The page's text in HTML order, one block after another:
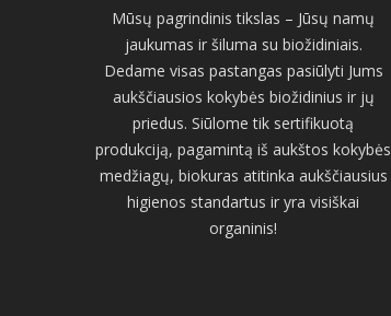
Mūsų pagrindinis tikslas – Jūsų namų
jaukumas ir šiluma su biožidiniais.
Dedame visas pastangas pasiūlyti Jums
aukščiausios kokybės biožidinius ir jų
priedus. Siūlome tik sertifikuotą
produkciją, pagamintą iš aukštos kokybės
medžiagų, biokuras atitinka aukščiausius
higienos standartus ir yra visiškai
organinis!